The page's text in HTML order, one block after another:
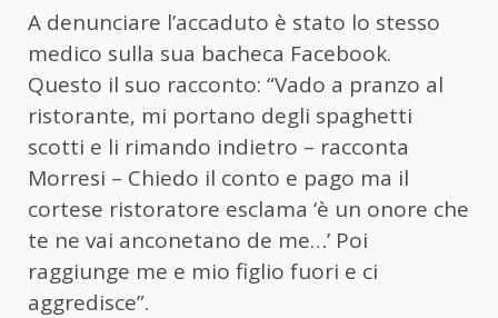
A denunciare l’accaduto è stato lo stesso
medico sulla sua bacheca Facebook.
Questo il suo racconto: “Vado a pranzo al
ristorante, mi portano degli spaghetti
scotti e li rimando indietro – racconta
Morresi – Chiedo il conto e pago ma il
cortese ristoratore esclama ‘è un onore che
te ne vai anconetano de me…’ Poi
raggiunge me e mio figlio fuori e ci
aggredisce”.